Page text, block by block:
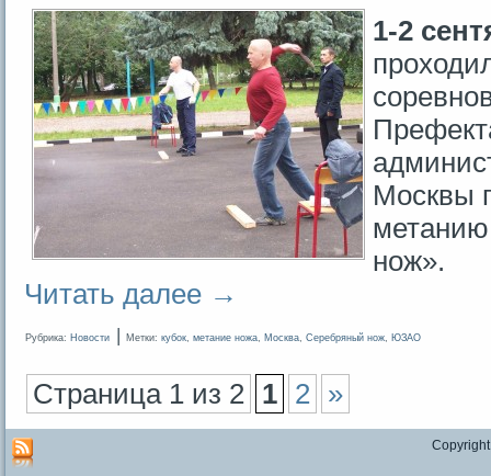
1-2
Москвы
нож».
Читать далее →
Рубрика: Новости | Метки: кубок, метание ножа, Москва, Серебряный нож, ЮЗАО
Страница 1 из 2 1 2 »